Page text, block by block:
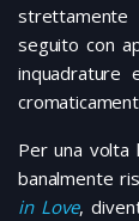
seguito con
inquadrature
Per una
banalmente
in Love,